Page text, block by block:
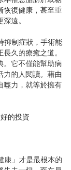
恢復健康，甚至重
遠。
抑制症狀，手術能
久的療癒之道。
。它不僅能幫助病
力的人閱讀。藉由
噬力，就等於擁有
的投資
康」才是最根本的